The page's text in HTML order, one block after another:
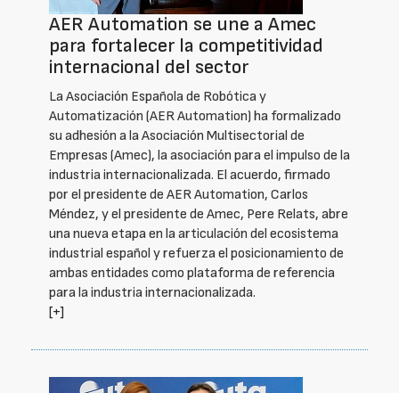
AER Automation se une a Amec
para fortalecer la competitividad
internacional del sector
La Asociación Española de Robótica y
Automatización (AER Automation) ha formalizado
su adhesión a la Asociación Multisectorial de
Empresas (Amec), la asociación para el impulso de la
industria internacionalizada. El acuerdo, firmado
por el presidente de AER Automation, Carlos
Méndez, y el presidente de Amec, Pere Relats, abre
una nueva etapa en la articulación del ecosistema
industrial español y refuerza el posicionamiento de
ambas entidades como plataforma de referencia
para la industria internacionalizada.
[+]